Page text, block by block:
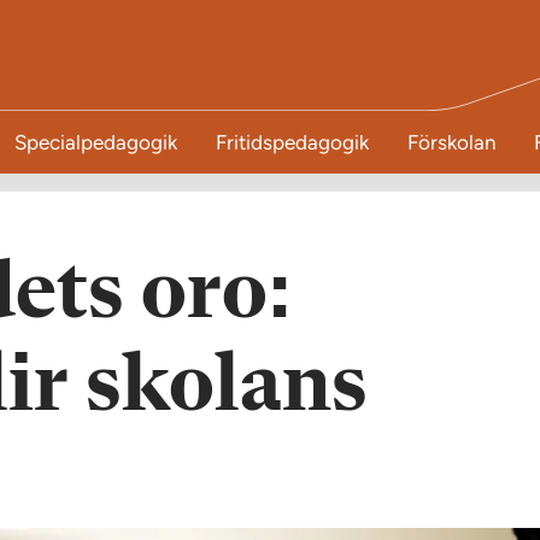
Specialpedagogik Fritidspedagogik Förskolan
oro:
skolans